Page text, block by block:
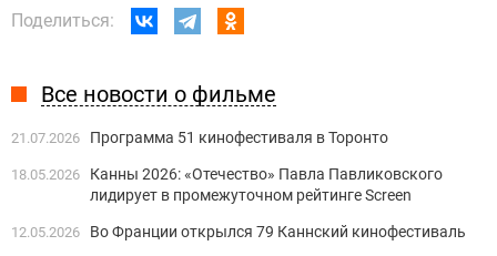
Поделиться:
Все новости о фильме
21.07.2026 Программа 51 кинофестиваля в Торонто
18.05.2026
Канны 2026: «Отечество» Павла Павликовского
лидирует в промежуточном рейтинге Screen
12.05.2026 Во Франции открылся 79 Каннский кинофестиваль